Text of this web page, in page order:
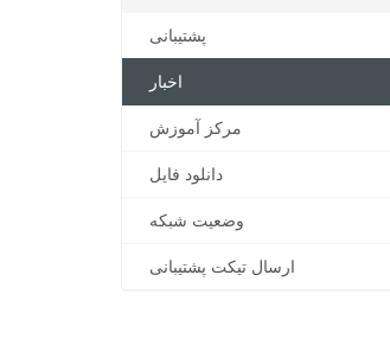
پشتیبانی
اخبار
مرکز آموزش
دانلود فایل
وضعیت شبکه
ارسال تیکت پشتیبانی